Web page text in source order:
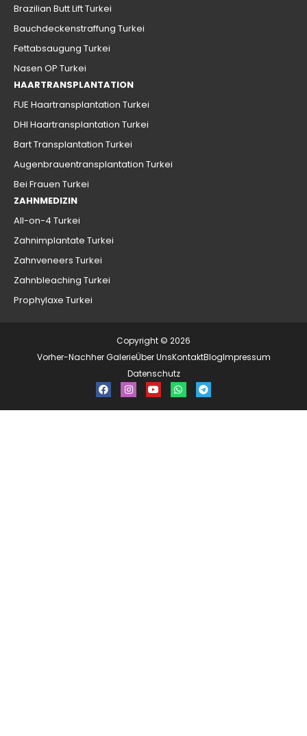
Brazilian Butt Lift Turkei
Bauchdeckenstraffung Turkei
Fettabsaugung Turkei
Nasen OP Turkei
HAARTRANSPLANTATION
FUE Haartransplantation Turkei
DHI Haartransplantation Turkei
Bart Transplantation Turkei
Augenbrauentransplantation Turkei
Bei Frauen Turkei
ZAHNMEDIZIN
All-on-4 Turkei
Zahnimplantate Turkei
Zahnveneers Turkei
Zahnbleaching Turkei
Prophylaxe Turkei
Copyright © 2026
Vorher-Nachher GalerieÜber UnsKontaktBlogImpressum
Datenschutz